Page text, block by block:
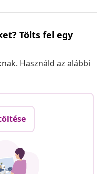
Tölts fel egy
Használd az alábbi